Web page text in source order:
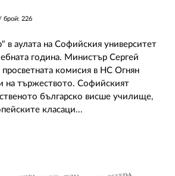
/ брой: 226
в аулата на Софийския университет
година. Министър Сергей
комисия в НС Огнян
на тържеството. Софийският
българско висше училище,
класаци...
ПОЛИТИКА ЗА БИСКВИТКИТЕ
ПОЛИТИКАТА ЗА
ПОВЕРИТЕЛНОСТ